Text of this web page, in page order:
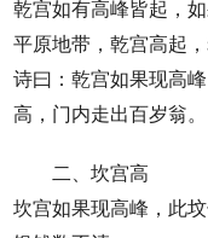
乾宫如有高峰皆起，
平原地带，乾宫高起，
诗曰：乾宫如果现高
高，门内走出百岁翁。
二、坎宫高
坎宫如果现高峰，此